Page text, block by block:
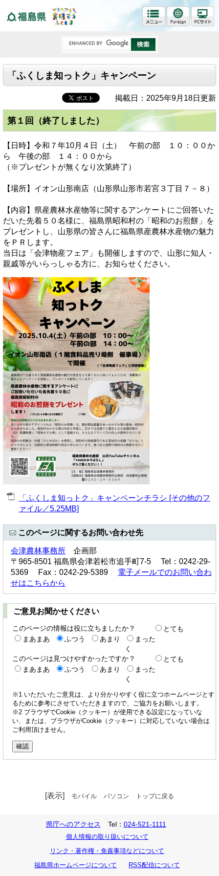
「ふくしま知っトク」キャンペーン
掲載日：2025年9月18日更新
第１回（終了しました）
【日時】令和７年10月４日（土） 午前の部 １０：００か
ら 午後の部 １４：００から
（※プレゼントが無くなり次第終了）
【場所】イオン山形南店（山形県山形市若宮３丁目７－８）
【内容】県産農林水産物等に関するアンケートにご回答いた
だいた先着５０名様に、福島県昭和村の「昭和のお煎餅」を
プレゼントし、山形県の皆さんに福島県産農林水産物の魅力
をＰＲします。
当日は「会津物産フェア」も開催しますので、山形に知人・
親戚等がいらっしゃる方に、お知らせください。
「ふくしま知っトク」キャンペーンチラシ [その他のフ
ァイル／5.25MB]
このページに関するお問い合わせ先
会津農林事務所 企画部
〒965-8501 福島県会津若松市追手町7-5 Tel：0242-29-
5369 Fax：0242-29-5389 電子メールでのお問い合わ
せはこちらから
ご意見お聞かせください
このページの情報は役に立ちましたか？
とても
まあまあ
ふつう あまり
まった
く
このページは見つけやすかったですか？
とても
まあまあ
ふつう あまり
まった
く
※1 いただいたご意見は、より分かりやすく役に立つホームページとす
るために参考にさせていただきますので、ご協力をお願いします。
※2 ブラウザでCookie（クッキー）が使用できる設定になっていな
い、または、ブラウザがCookie（クッキー）に対応していない場合は
ご利用頂けません。
[表示] モバイル パソコン トップに戻る
県庁へのアクセス Tel： 024-521-1111
個人情報の取り扱いについて
リンク・著作権・免責事項などについて
福島県ホームページについて
RSS配信について